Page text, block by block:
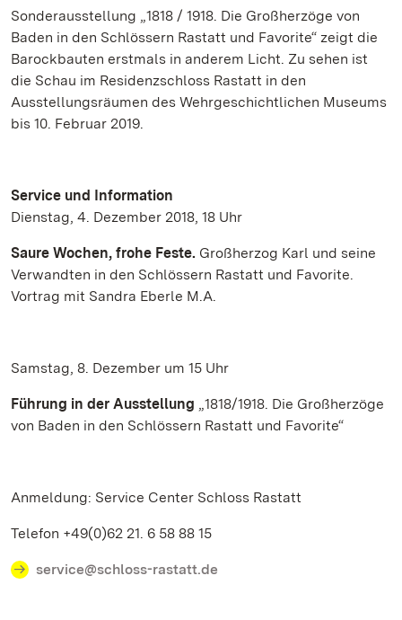
Sonderausstellung „1818 / 1918. Die Großherzöge von
Baden in den Schlössern Rastatt und Favorite“ zeigt die
Barockbauten erstmals in anderem Licht. Zu sehen ist
die Schau im Residenzschloss Rastatt in den
Ausstellungsräumen des Wehrgeschichtlichen Museums
bis 10. Februar 2019.
Service und Information
Dienstag, 4. Dezember 2018, 18 Uhr
Saure Wochen, frohe Feste. Großherzog Karl und seine
Verwandten in den Schlössern Rastatt und Favorite.
Vortrag mit Sandra Eberle M.A.
Samstag, 8. Dezember um 15 Uhr
Führung in der Ausstellung „1818/1918. Die Großherzöge
von Baden in den Schlössern Rastatt und Favorite“
Anmeldung: Service Center Schloss Rastatt
Telefon +49(0)62 21. 6 58 88 15
service@schloss-rastatt.de